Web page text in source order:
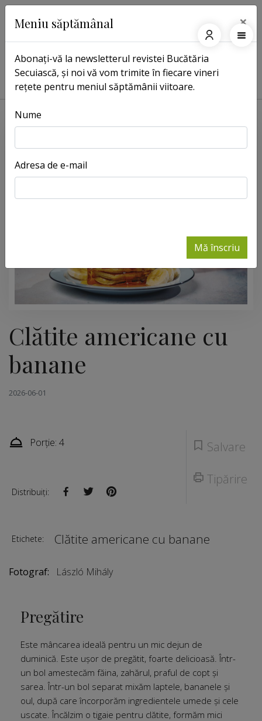
Pagina principală Rețete Clătite americane cu banane
Clătite americane cu
banane
2026-06-01
Salvare
Tipărire
Porție: 4
Distribuiți:
Etichete: Clătite americane cu banane
Fotograf: László Mihály
Pregătire
Este mâncarea ideală pentru un mic dejun de
duminică. Este ușor de pregătit, foarte delicioasă. Într-
un bol amestecăm făina, zahărul, praful de copt și
sarea. Într-un bol separat mixăm laptele, bananele și
oul, după care încorporăm ingredientele umede și cele
uscate. Încălzim o tigaie pentru clătite, formăm mici
Meniu săptămânal ×
Abonați-vă la newsletterul revistei Bucătăria
Secuiască, și noi vă vom trimite în fiecare vineri
rețete pentru meniul săptămânii viitoare.
Nume
Adresa de e-mail
Mă înscriu